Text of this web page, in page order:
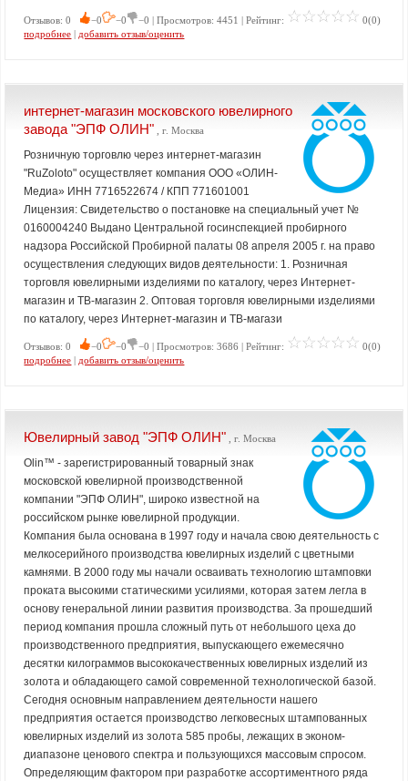
Отзывов: 0 −0 −0 −0 | Просмотров: 4451 | Рейтинг:
0(0)
подробнее | добавить отзыв/оценить
интернет-магазин московского ювелирного
завода "ЭПФ ОЛИН" , г. Москва
Розничную торговлю через интернет-магазин
"RuZoloto" осуществляет компания ООО «ОЛИН-
Медиа» ИНН 7716522674 / КПП 771601001
Лицензия: Свидетельство о постановке на специальный учет №
0160004240 Выдано Центральной госинспекцией пробирного
надзора Российской Пробирной палаты 08 апреля 2005 г. на право
осуществления следующих видов деятельности: 1. Розничная
торговля ювелирными изделиями по каталогу, через Интернет-
магазин и ТВ-магазин 2. Оптовая торговля ювелирными изделиями
по каталогу, через Интернет-магазин и ТВ-магази
Отзывов: 0 −0 −0 −0 | Просмотров: 3686 | Рейтинг:
0(0)
подробнее | добавить отзыв/оценить
Ювелирный завод "ЭПФ ОЛИН" , г. Москва
Olin™ - зарегистрированный товарный знак
московской ювелирной производственной
компании "ЭПФ ОЛИН", широко известной на
российском рынке ювелирной продукции.
Компания была основана в 1997 году и начала свою деятельность с
мелкосерийного производства ювелирных изделий с цветными
камнями. В 2000 году мы начали осваивать технологию штамповки
проката высокими статическими усилиями, которая затем легла в
основу генеральной линии развития производства. За прошедший
период компания прошла сложный путь от небольшого цеха до
производственного предприятия, выпускающего ежемесячно
десятки килограммов высококачественных ювелирных изделий из
золота и обладающего самой современной технологической базой.
Сегодня основным направлением деятельности нашего
предприятия остается производство легковесных штампованных
ювелирных изделий из золота 585 пробы, лежащих в эконом-
диапазоне ценового спектра и пользующихся массовым спросом.
Определяющим фактором при разработке ассортиментного ряда